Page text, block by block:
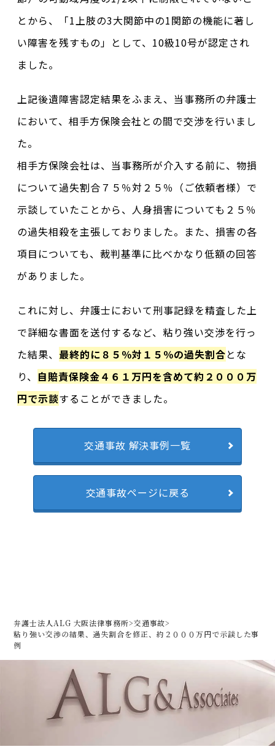
とから、「1上肢の3大関節中の1関節の機能に著し
い障害を残すもの」として、10級10号が認定され
ました。
上記後遺障害認定結果をふまえ、当事務所の弁護士
において、相手方保険会社との間で交渉を行いまし
た。
相手方保険会社は、当事務所が介入する前に、物損
について過失割合７５％対２５％（ご依頼者様）で
示談していたことから、人身損害についても２５％
の過失相殺を主張しておりました。また、損害の各
項目についても、裁判基準に比べかなり低額の回答
がありました。
これに対し、弁護士において刑事記録を精査した上
で詳細な書面を送付するなど、粘り強い交渉を行っ
た結果、 最終的に８５％対１５％の過失割合とな
り、 自賠責保険金４６１万円を含めて約２０００万
円で示談することができました。
交通事故 解決事例一覧
交通事故ページに戻る
弁護士法人ALG 大阪法律事務所>交通事故>
粘り強い交渉の結果、過失割合を修正、約２０００万円で示談した事
例